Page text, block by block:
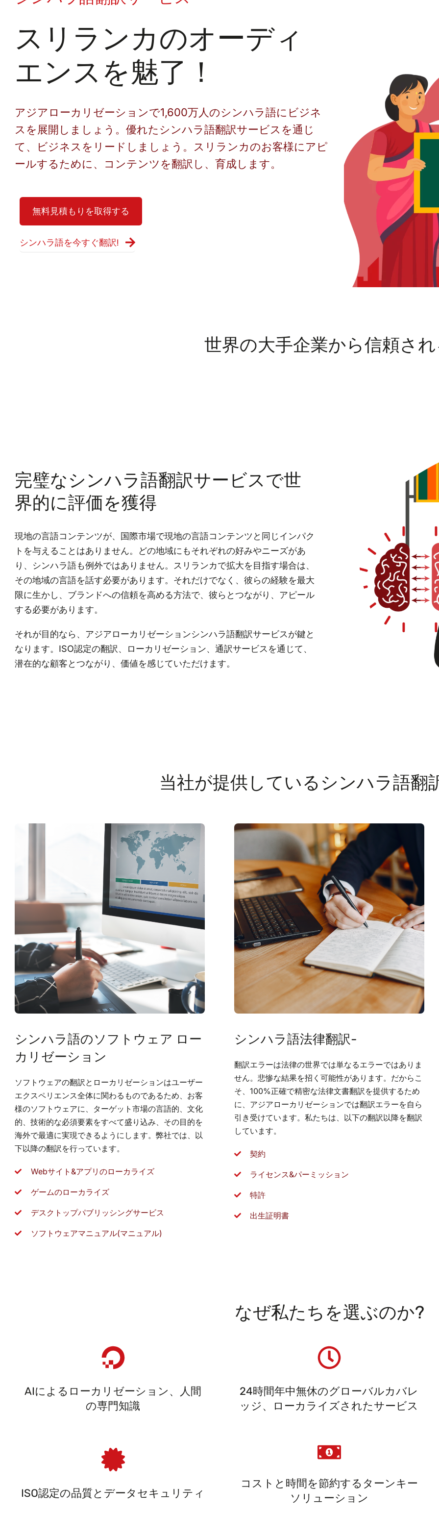
スリランカのオーディ
エンスを魅了！
アジアローカリゼーションで1,600万人のシンハラ語にビジネ
スを展開しましょう。優れたシンハラ語翻訳サービスを通じ
て、ビジネスをリードしましょう。スリランカのお客様にアピ
ールするために、コンテンツを翻訳し、育成します。
無料見積もりを取得する
シンハラ語を今すぐ翻訳!
世界の大手企業から信頼さ
完璧なシンハラ語翻訳サービスで世
界的に評価を獲得
現地の言語コンテンツが、国際市場で現地の言語コンテンツと同じインパク
トを与えることはありません。どの地域にもそれぞれの好みやニーズがあ
り、シンハラ語も例外ではありません。スリランカで拡大を目指す場合は、
その地域の言語を話す必要があります。それだけでなく、彼らの経験を最大
限に生かし、ブランドへの信頼を高める方法で、彼らとつながり、アピール
する必要があります。
それが目的なら、アジアローカリゼーションシンハラ語翻訳サービスが鍵と
なります。ISO認定の翻訳、ローカリゼーション、通訳サービスを通じて、
潜在的な顧客とつながり、価値を感じていただけます。
当社が提供しているシンハラ語翻
シンハラ語のソフトウェア ロー
カリゼーション
ソフトウェアの翻訳とローカリゼーションはユーザー
エクスペリエンス全体に関わるものであるため、お客
様のソフトウェアに、ターゲット市場の言語的、文化
的、技術的な必須要素をすべて盛り込み、その目的を
海外で最適に実現できるようにします。弊社では、以
下以降の翻訳を行っています。
Webサイト&アプリのローカライズ
ゲームのローカライズ
デスクトップパブリッシングサービス
ソフトウェアマニュアル(マニュアル)
シンハラ語法律翻訳-
翻訳エラーは法律の世界では単なるエラーではありま
せん。悲惨な結果を招く可能性があります。だからこ
そ、100%正確で精密な法律文書翻訳を提供するため
に、アジアローカリゼーションでは翻訳エラーを自ら
引き受けています。私たちは、以下の翻訳以降を翻訳
しています。
契約
ライセンス&パーミッション
特許
出生証明書
なぜ私たちを選ぶのか?
AIによるローカリゼーション、人間
の専門知識
24時間年中無休のグローバルカバレ
ッジ、ローカライズされたサービス
ISO認定の品質とデータセキュリティ
コストと時間を節約するターンキー
ソリューション